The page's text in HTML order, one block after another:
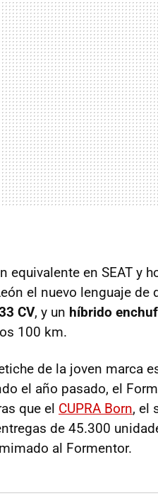
en SEAT y
el nuevo lenguaje de
CV, y un híbrido
100 km.
de la joven marca
el año pasado, el
que el CUPRA Born, el
de 45.300
al Formentor.